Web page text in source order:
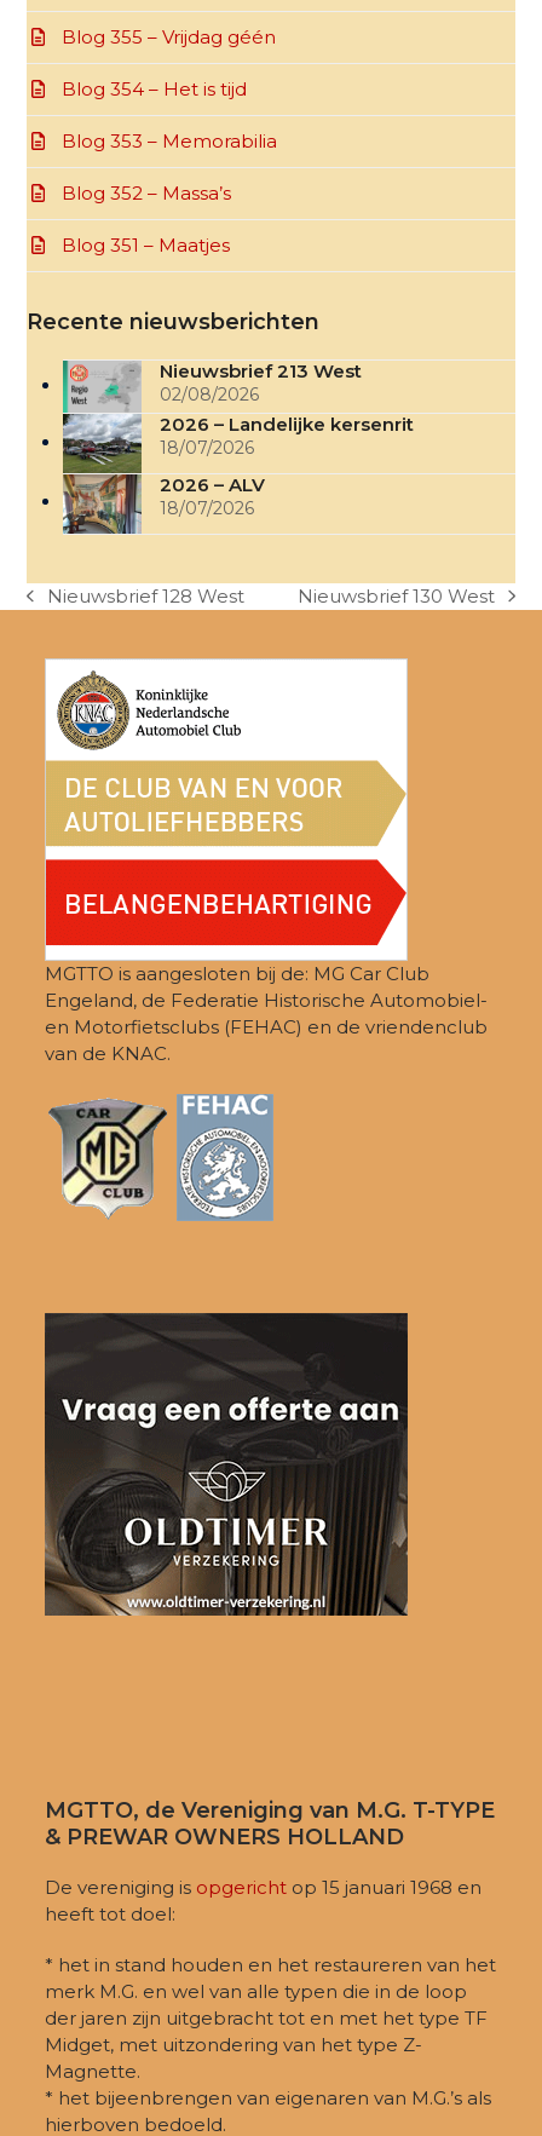
Blog 355 – Vrijdag géén
Blog 354 – Het is tijd
Blog 353 – Memorabilia
Blog 352 – Massa’s
Blog 351 – Maatjes
Recente nieuwsberichten
Nieuwsbrief 213 West
02/08/2026
2026 – Landelijke kersenrit
18/07/2026
2026 – ALV
18/07/2026
previous
Nieuwsbrief 128 West
next
Nieuwsbrief 130 West
MGTTO is aangesloten bij de: MG Car Club
Engeland, de Federatie Historische Automobiel-
en Motorfietsclubs (FEHAC) en de vriendenclub
van de KNAC.
MGTTO, de Vereniging van M.G. T-TYPE
& PREWAR OWNERS HOLLAND
De vereniging is opgericht op 15 januari 1968 en
heeft tot doel:
* het in stand houden en het restaureren van het
merk M.G. en wel van alle typen die in de loop
der jaren zijn uitgebracht tot en met het type TF
Midget, met uitzondering van het type Z-
Magnette.
* het bijeenbrengen van eigenaren van M.G.’s als
hierboven bedoeld.